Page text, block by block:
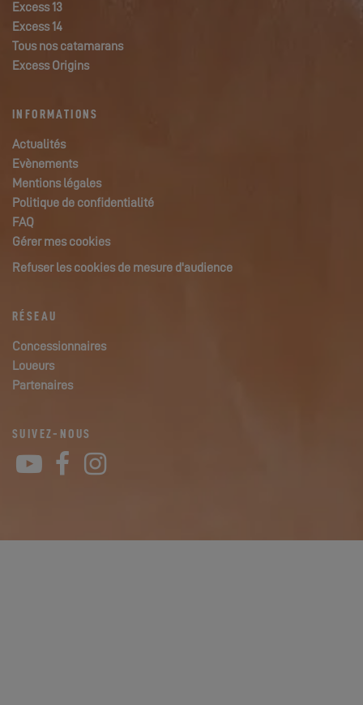
Excess 13
Excess 14
Tous nos catamarans
Excess Origins
INFORMATIONS
Actualités
Evènements
Mentions légales
Politique de confidentialité
FAQ
Gérer mes cookies
Refuser les cookies de mesure d'audience
RÉSEAU
Concessionnaires
Loueurs
Partenaires
SUIVEZ-NOUS
YouTube
Facebook
Instagram